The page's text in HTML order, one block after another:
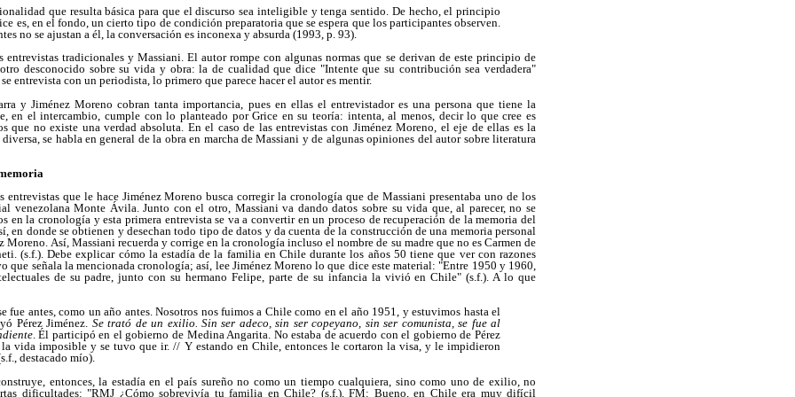
que resulta básica para que el discurso sea inteligible y tenga sentido. De hecho, el principio
es, en el fondo, un cierto tipo de condición preparatoria que se espera que los participantes observen.
no se ajustan a él, la conversación es inconexa y absurda (1993, p. 93).
entrevistas tradicionales y Massiani. El autor rompe con algunas normas que se derivan de este principio de
desconocido sobre su vida y obra: la de cualidad que dice "Intente que su contribución sea verdadera"
entrevista con un periodista, lo primero que parece hacer el autor es mentir.
y Jiménez Moreno cobran tanta importancia, pues en ellas el entrevistador es una persona que tiene la
en el intercambio, cumple con lo planteado por Grice en su teoría: intenta, al menos, decir lo que cree es
que no existe una verdad absoluta. En el caso de las entrevistas con Jiménez Moreno, el eje de ellas es la
diversa, se habla en general de la obra en marcha de Massiani y de algunas opiniones del autor sobre literatura
entrevistas que le hace Jiménez Moreno busca corregir la cronología que de Massiani presentaba uno de los
venezolana Monte Ávila. Junto con el otro, Massiani va dando datos sobre su vida que, al parecer, no se
en la cronología y esta primera entrevista se va a convertir en un proceso de recuperación de la memoria del
en donde se obtienen y desechan todo tipo de datos y da cuenta de la construcción de una memoria personal
Moreno. Así, Massiani recuerda y corrige en la cronología incluso el nombre de su madre que no es Carmen de
(s.f.). Debe explicar cómo la estadía de la familia en Chile durante los años 50 tiene que ver con razones
señala la mencionada cronología; así, lee Jiménez Moreno lo que dice este material: "Entre 1950 y 1960,
de su padre, junto con su hermano Felipe, parte de su infancia la vivió en Chile" (s.f.). A lo que
fue antes, como un año antes. Nosotros nos fuimos a Chile como en el año 1951, y estuvimos hasta el
Pérez Jiménez. Se trató de un exilio. Sin ser adeco, sin ser copeyano, sin ser comunista, se fue al
. Él participó en el gobierno de Medina Angarita. No estaba de acuerdo con el gobierno de Pérez
vida imposible y se tuvo que ir. // Y estando en Chile, entonces le cortaron la visa, y le impidieron
destacado mío).
entonces, la estadía en el país sureño no como un tiempo cualquiera, sino como uno de exilio, no
dificultades: "RMJ ¿Cómo sobrevivía tu familia en Chile? (s.f.). FM: Bueno, en Chile era muy difícil